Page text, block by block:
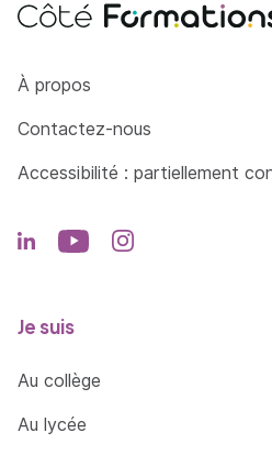
Côté Formations
À propos
Contactez-nous
Accessibilité : partiellement
Je suis
Au collège
Au lycée